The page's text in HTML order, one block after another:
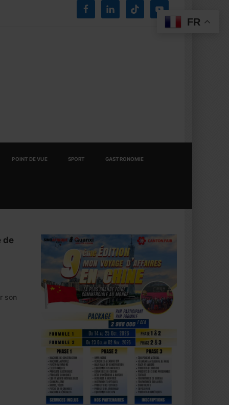
POINT DE VUE SPORT GASTRONOMIE
de
son
FR